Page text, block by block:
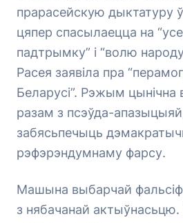
прарасейскую дыктатуру
цяпер спасылаецца на
падтрымку” і “волю
Расея заявіла пра
Беларусі”. Рэжым
разам з псэўда-
забясьпечыць
рэфэрэндумнаму фарсу.
Машына выбарчай
з нябачанай